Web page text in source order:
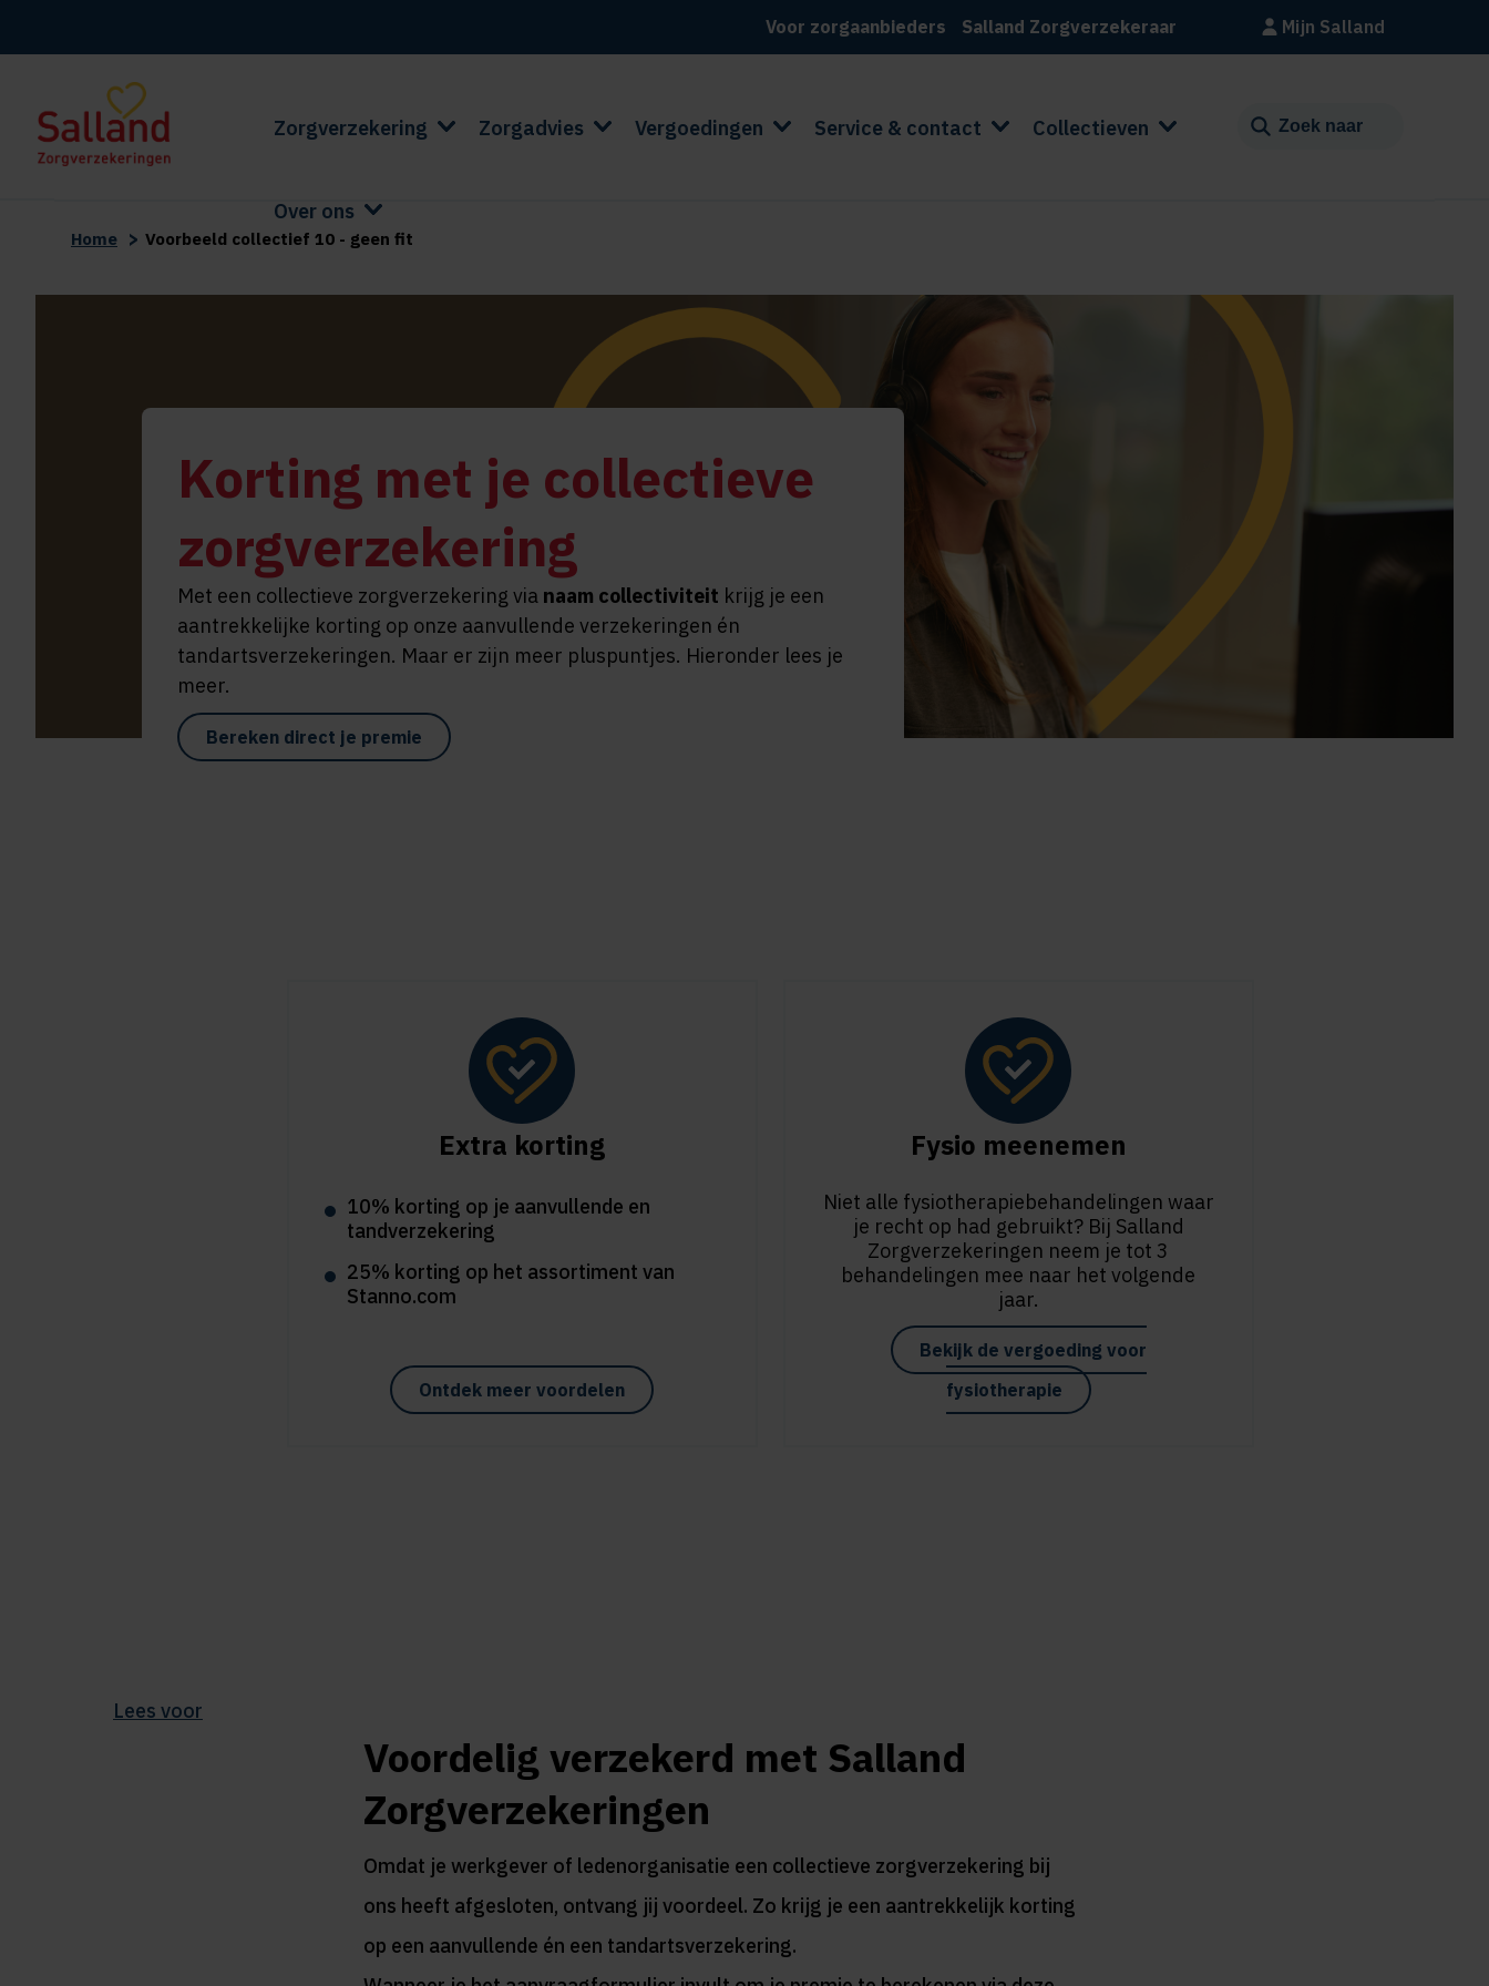
Voor zorgaanbieders Salland Zorgverzekeraar Mijn Salland
Zorgverzekering Zorgadvies Vergoedingen Service & contact Collectieven
Over ons
Home > Voorbeeld collectief 10 - geen fit
Korting met je collectieve
zorgverzekering
Met een collectieve zorgverzekering via naam collectiviteit krijg je een
aantrekkelijke korting op onze aanvullende verzekeringen én
tandartsverzekeringen. Maar er zijn meer pluspuntjes. Hieronder lees je
meer.
Bereken direct je premie
Extra korting
10% korting op je aanvullende en
tandverzekering
25% korting op het assortiment van
Stanno.com
Ontdek meer voordelen
Fysio meenemen
Niet alle fysiotherapiebehandelingen waar
je recht op had gebruikt? Bij Salland
Zorgverzekeringen neem je tot 3
behandelingen mee naar het volgende
jaar.
Bekijk de vergoeding voor
fysiotherapie
Lees voor
Voordelig verzekerd met Salland
Zorgverzekeringen
Omdat je werkgever of ledenorganisatie een collectieve zorgverzekering bij
ons heeft afgesloten, ontvang jij voordeel. Zo krijg je een aantrekkelijk korting
op een aanvullende én een tandartsverzekering.